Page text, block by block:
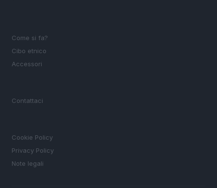
Come si fa?
Cibo etnico
Accessori
Contattaci
Cookie Policy
Privacy Policy
Note legali